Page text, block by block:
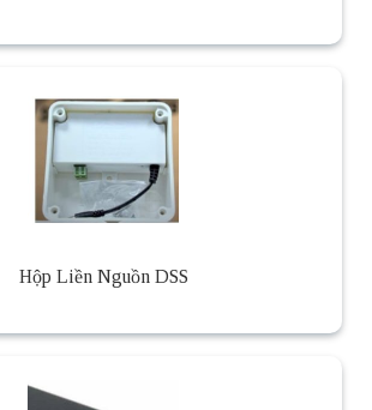
Hộp Liền Nguồn DSS